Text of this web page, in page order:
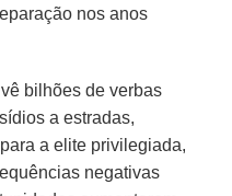
nos anos
bilhões de verbas
a estradas,
a elite privilegiada,
negativas